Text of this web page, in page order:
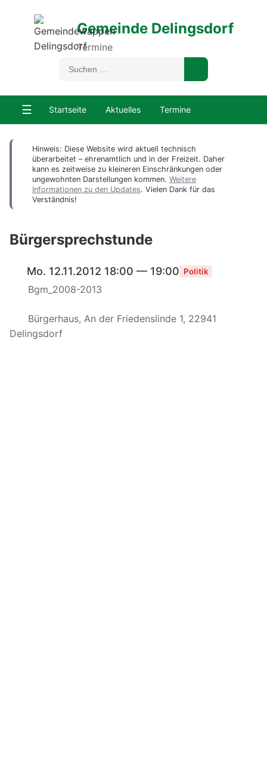
Gemeinde Delingsdorf
Termine
☰ Startseite Aktuelles Termine
Hinweis: Diese Website wird aktuell technisch
überarbeitet – ehrenamtlich und in der Freizeit. Daher
kann es zeitweise zu kleineren Einschränkungen oder
ungewohnten Darstellungen kommen. Weitere
Informationen zu den Updates. Vielen Dank für das
Verständnis!
Bürgersprechstunde
Mo. 12.11.2012 18:00 — 19:00 Politik
Bgm_2008-2013
Bürgerhaus, An der Friedenslinde 1, 22941
Delingsdorf